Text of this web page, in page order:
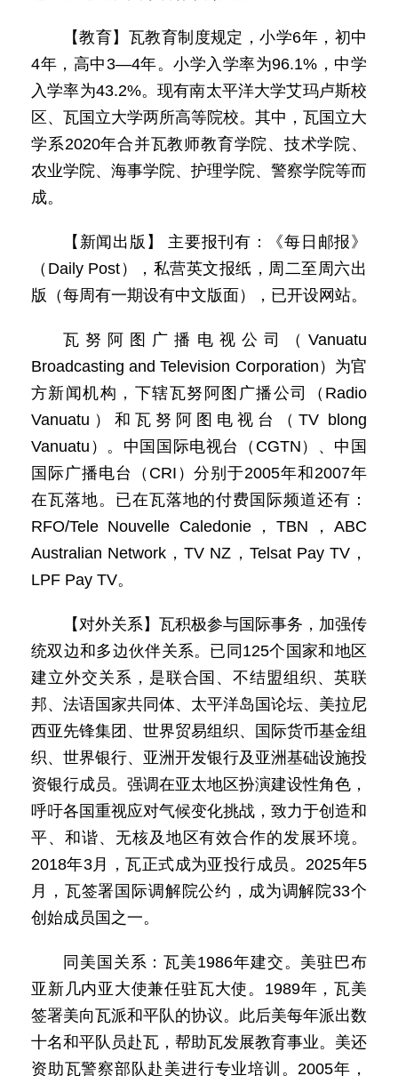
【教育】瓦教育制度规定，小学6年，初中
4年，高中3—4年。小学入学率为96.1%，中学
入学率为43.2%。现有南太平洋大学艾玛卢斯校
区、瓦国立大学两所高等院校。其中，瓦国立大
学系2020年合并瓦教师教育学院、技术学院、
农业学院、海事学院、护理学院、警察学院等而
成。
【新闻出版】 主要报刊有：《每日邮报》
（Daily Post），私营英文报纸，周二至周六出
版（每周有一期设有中文版面），已开设网站。
瓦努阿图广播电视公司（Vanuatu
Broadcasting and Television Corporation）为官
方新闻机构，下辖瓦努阿图广播公司（Radio
Vanuatu）和瓦努阿图电视台（TV blong
Vanuatu）。中国国际电视台（CGTN）、中国
国际广播电台（CRI）分别于2005年和2007年
在瓦落地。已在瓦落地的付费国际频道还有：
RFO/Tele Nouvelle Caledonie，TBN，ABC
Australian Network，TV NZ，Telsat Pay TV，
LPF Pay TV。
【对外关系】瓦积极参与国际事务，加强传
统双边和多边伙伴关系。已同125个国家和地区
建立外交关系，是联合国、不结盟组织、英联
邦、法语国家共同体、太平洋岛国论坛、美拉尼
西亚先锋集团、世界贸易组织、国际货币基金组
织、世界银行、亚洲开发银行及亚洲基础设施投
资银行成员。强调在亚太地区扮演建设性角色，
呼吁各国重视应对气候变化挑战，致力于创造和
平、和谐、无核及地区有效合作的发展环境。
2018年3月，瓦正式成为亚投行成员。2025年5
月，瓦签署国际调解院公约，成为调解院33个
创始成员国之一。
同美国关系：瓦美1986年建交。美驻巴布
亚新几内亚大使兼任驻瓦大使。1989年，瓦美
签署美向瓦派和平队的协议。此后美每年派出数
十名和平队员赴瓦，帮助瓦发展教育事业。美还
资助瓦警察部队赴美进行专业培训。2005年，